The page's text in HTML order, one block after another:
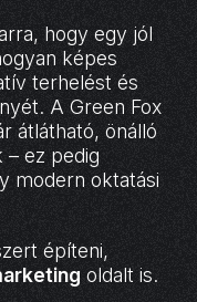
hogy egy jól
képes
terhelést és
A Green Fox
átlátható, önálló
– ez pedig
modern oktatási
építeni,
oldalt is.